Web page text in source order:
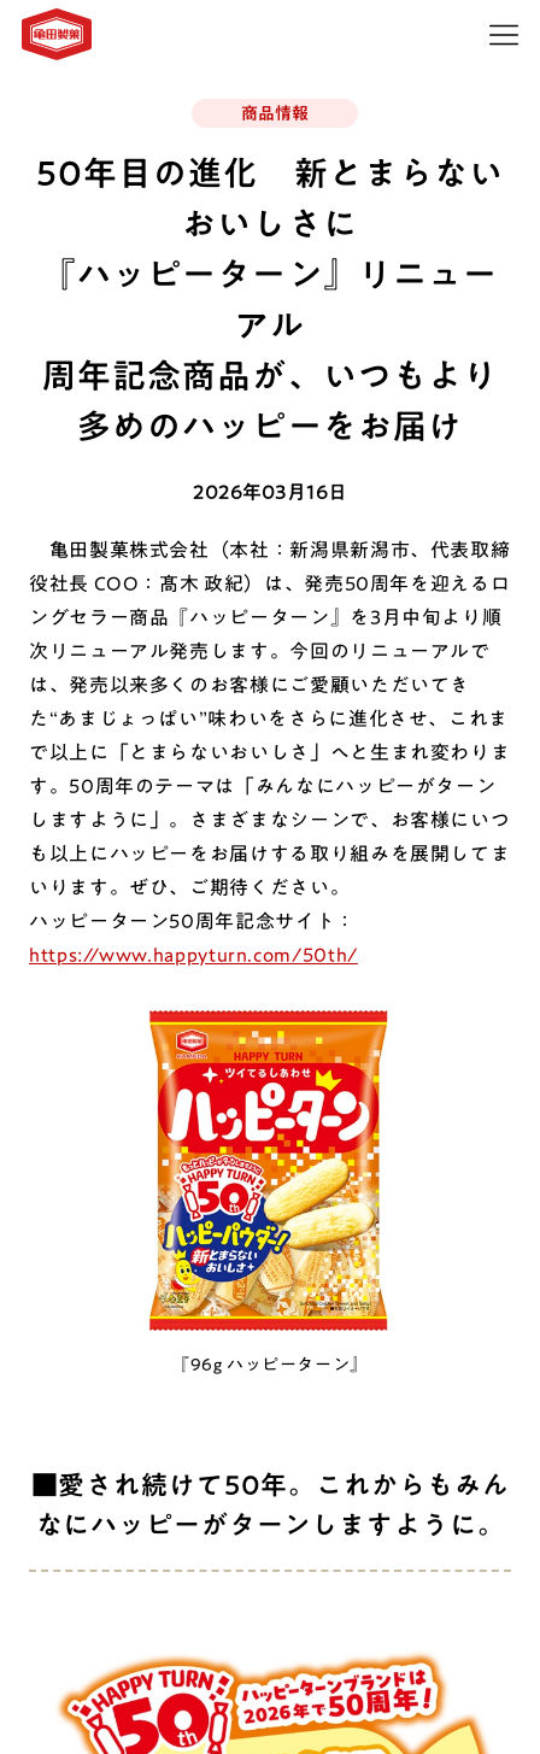
商品情報
50年目の進化 新とまらない
おいしさに
『ハッピーターン』リニュー
アル
周年記念商品が、いつもより
多めのハッピーをお届け
2026年03月16日
亀田製菓株式会社（本社：新潟県新潟市、代表取締
役社長 COO：髙木 政紀）は、発売50周年を迎えるロ
ングセラー商品『ハッピーターン』を3月中旬より順
次リニューアル発売します。今回のリニューアルで
は、発売以来多くのお客様にご愛顧いただいてき
た“あまじょっぱい”味わいをさらに進化させ、これま
で以上に「とまらないおいしさ」へと生まれ変わりま
す。50周年のテーマは「みんなにハッピーがターン
しますように」。さまざまなシーンで、お客様にいつ
も以上にハッピーをお届けする取り組みを展開してま
いります。ぜひ、ご期待ください。
ハッピーターン50周年記念サイト：
https://www.happyturn.com/50th/
『96g ハッピーターン』
■愛され続けて50年。これからもみん
なにハッピーがターンしますように。